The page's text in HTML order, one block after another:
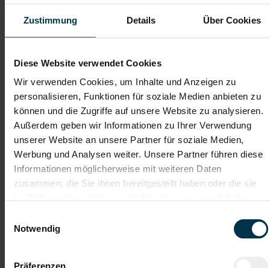
Zustimmung Details Über Cookies
Diese Website verwendet Cookies
Wir verwenden Cookies, um Inhalte und Anzeigen zu
personalisieren, Funktionen für soziale Medien anbieten zu
können und die Zugriffe auf unsere Website zu analysieren.
Außerdem geben wir Informationen zu Ihrer Verwendung
unserer Website an unsere Partner für soziale Medien,
Werbung und Analysen weiter. Unsere Partner führen diese
Informationen möglicherweise mit weiteren Daten
zusammen, die Sie ihnen bereitgestellt haben oder die sie
Notwendig
Präferenzen
Soziale Absicherung durch
Fairnessabkommen
Tolle Aus- und
sowie Aufstiegsmöglichkeiten
Weitere interessante Jobmöglichkeiten
Anlagen- und Maschinenschlosser für Kapfenberg Vollzeit
(m/w/d)
ab EUR 3.478,51